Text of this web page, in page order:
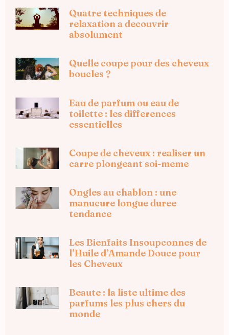
Quatre techniques de
relaxation a decouvrir
absolument
Quelle coupe pour des cheveux
boucles ?
Eau de parfum ou eau de
toilette : les differences
essentielles
Coupe de cheveux : realiser un
carre plongeant soi-meme
Ongles au chablon : une
manucure longue duree
tendance
Les Bienfaits Insoupconnes de
l’Huile d’Amande Douce pour
les Cheveux
Beaute : la liste ultime des
parfums les plus chers du
monde